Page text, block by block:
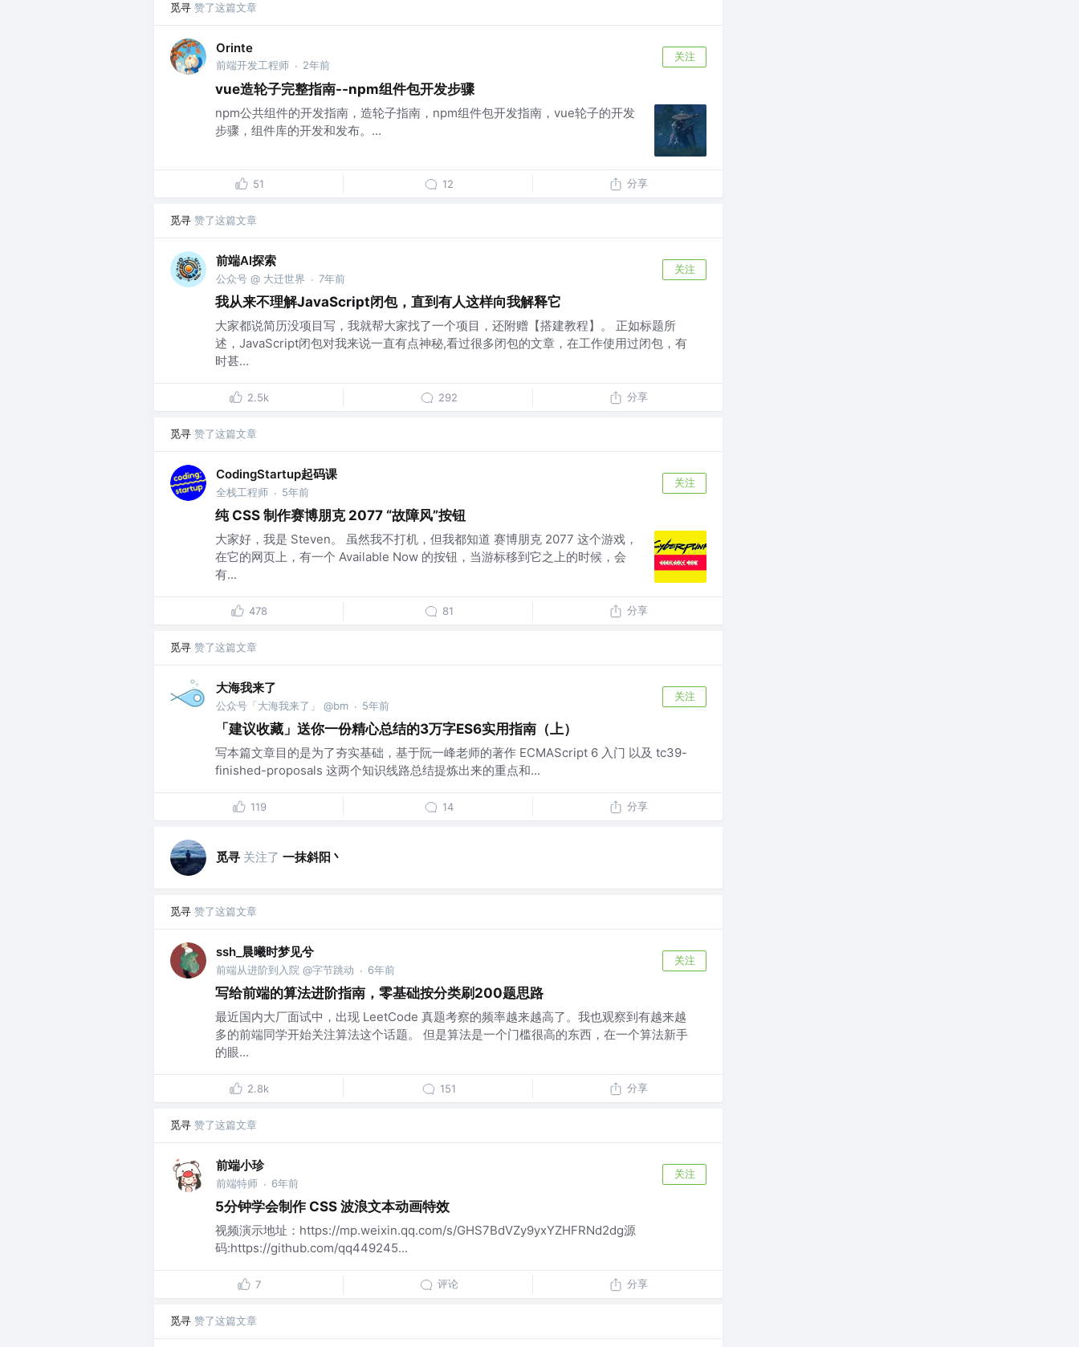
觅寻 赞了这篇文章
Orinte
前端开发工程师 · 2年前
关注
vue造轮子完整指南--npm组件包开发步骤
npm公共组件的开发指南，造轮子指南，npm组件包开发指南，vue轮子的开发
步骤，组件库的开发和发布。...
51 12 分享
觅寻 赞了这篇文章
前端AI探索
公众号 @ 大迁世界 · 7年前
关注
我从来不理解JavaScript闭包，直到有人这样向我解释它
大家都说简历没项目写，我就帮大家找了一个项目，还附赠【搭建教程】。 正如标题所
述，JavaScript闭包对我来说一直有点神秘,看过很多闭包的文章，在工作使用过闭包，有
时甚...
2.5k 292 分享
觅寻 赞了这篇文章
CodingStartup起码课
全栈工程师 · 5年前
关注
纯 CSS 制作赛博朋克 2077 “故障风”按钮
大家好，我是 Steven。 虽然我不打机，但我都知道 赛博朋克 2077 这个游戏，
在它的网页上，有一个 Available Now 的按钮，当游标移到它之上的时候，会
有...
478 81 分享
觅寻 赞了这篇文章
大海我来了
公众号「大海我来了」 @bm · 5年前
关注
「建议收藏」送你一份精心总结的3万字ES6实用指南（上）
写本篇文章目的是为了夯实基础，基于阮一峰老师的著作 ECMAScript 6 入门 以及 tc39-
finished-proposals 这两个知识线路总结提炼出来的重点和...
119 14 分享
觅寻 关注了 一抹斜阳丶
觅寻 赞了这篇文章
ssh_晨曦时梦见兮
前端从进阶到入院 @字节跳动 · 6年前
关注
写给前端的算法进阶指南，零基础按分类刷200题思路
最近国内大厂面试中，出现 LeetCode 真题考察的频率越来越高了。我也观察到有越来越
多的前端同学开始关注算法这个话题。 但是算法是一个门槛很高的东西，在一个算法新手
的眼...
2.8k 151 分享
觅寻 赞了这篇文章
前端小珍
前端特师 · 6年前
关注
5分钟学会制作 CSS 波浪文本动画特效
视频演示地址：https://mp.weixin.qq.com/s/GHS7BdVZy9yxYZHFRNd2dg源
码:https://github.com/qq449245...
7 评论 分享
觅寻 赞了这篇文章